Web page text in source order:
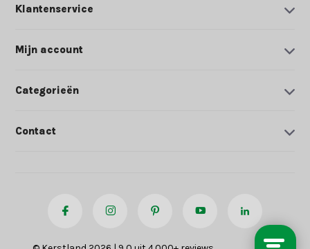
Klantenservice
Mijn account
Categorieën
Contact